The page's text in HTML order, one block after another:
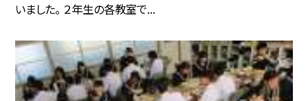
いました。 ２年生の各教室で...